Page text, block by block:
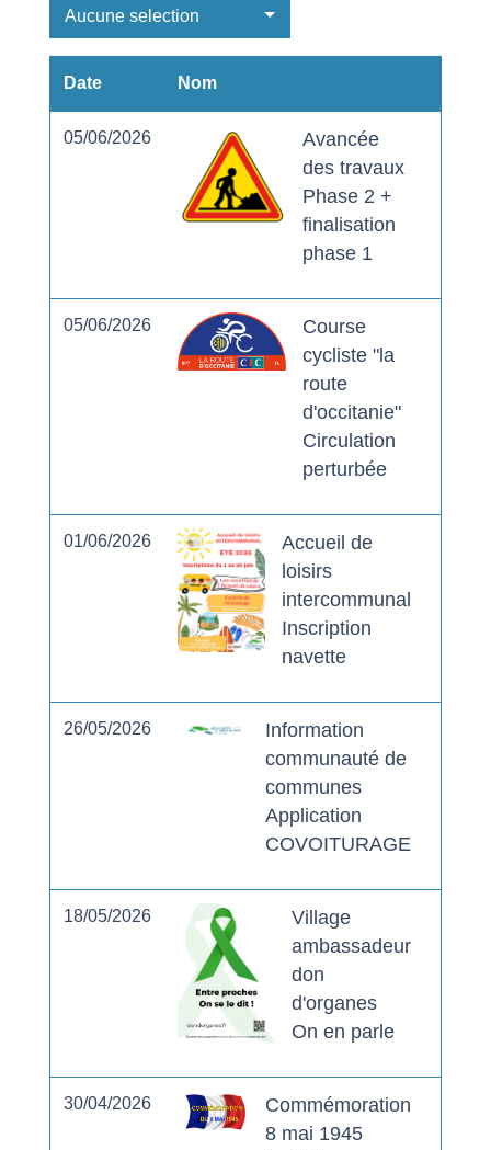
Aucune selection
Date Nom
05/06/2026
Avancée
des travaux
Phase 2 +
finalisation
phase 1
05/06/2026
Course
cycliste "la
route
d'occitanie"
Circulation
perturbée
01/06/2026
Accueil de
loisirs
intercommunal
Inscription
navette
26/05/2026
Information
communauté de
communes
Application
COVOITURAGE
18/05/2026
Village
ambassadeur
don
d'organes
On en parle
30/04/2026
Commémoration
8 mai 1945